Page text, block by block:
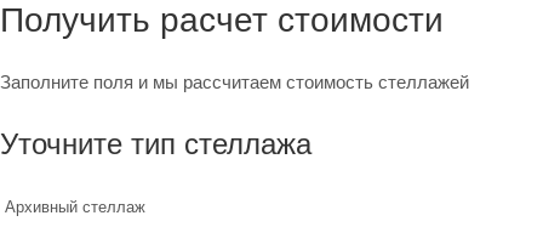
Получить расчет стоимости
Заполните поля и мы рассчитаем стоимость стеллажей
Уточните тип стеллажа
Архивный стеллаж